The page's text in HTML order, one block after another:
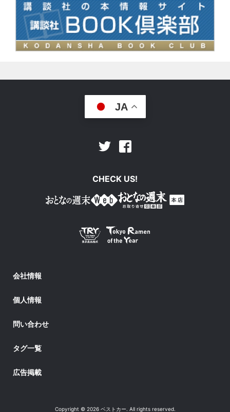
JA
Twitter
CHECK US!
会社情報
個人情報
問い合わせ
タグ一覧
広告掲載
Copyright © 2026 ベストカー. All rights reserved.